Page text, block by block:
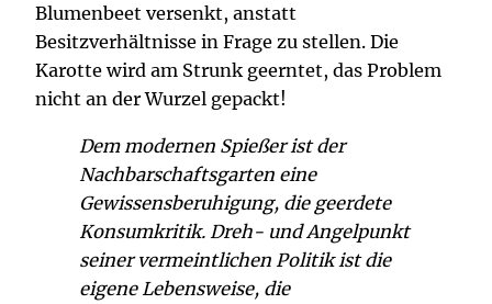
Blumenbeet versenkt, anstatt
Besitzverhältnisse in Frage zu stellen. Die
Karotte wird am Strunk geerntet, das Problem
nicht an der Wurzel gepackt!
Dem modernen Spießer ist der
Nachbarschaftsgarten eine
Gewissensberuhigung, die geerdete
Konsumkritik. Dreh- und Angelpunkt
seiner vermeintlichen Politik ist die
eigene Lebensweise, die